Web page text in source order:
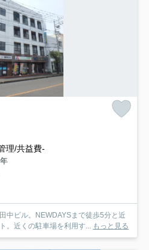
理/共益費-
中ビル。NEWDAYSまで徒歩5分と近
。近くの駐車場を利用す... もっと見る